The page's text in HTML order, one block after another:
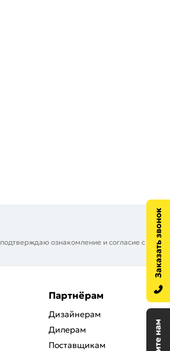
ознакомление и согласие с
Партнёрам
Дизайнерам
Дилерам
Поставщикам